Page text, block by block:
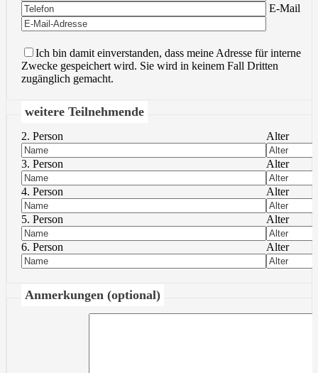
Bitte lasse
E-Mail
Ich bin damit einverstanden, dass meine Adresse für interne
Zwecke gespeichert wird. Sie wird in keinem Fall Dritten
zugänglich gemacht.
weitere Teilnehmende
2. Person Alter
3. Person Alter
4. Person Alter
5. Person Alter
6. Person Alter
Anmerkungen (optional)